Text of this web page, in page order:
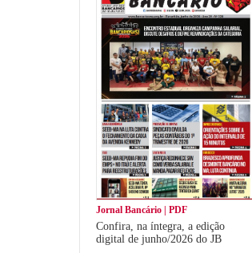
Jornal Bancário | PDF
Confira, na íntegra, a edição
digital de junho/2026 do JB